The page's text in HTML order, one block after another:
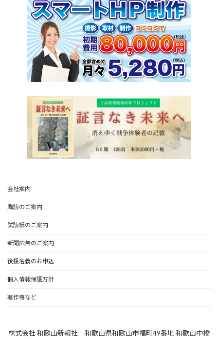
会社案内
購読のご案内
試読紙のご案内
新聞広告のご案内
後援名義のお申込
個人情報保護方針
著作権など
株式会社 和歌山新報社 和歌山県和歌山市福町49番地 和歌山中橋